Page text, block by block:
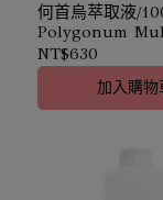
何首烏萃取液/
Polygonum
Root Extract｜滋
NT$630
加入購物